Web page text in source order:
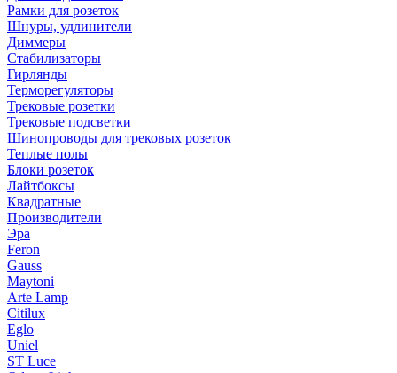
Рамки для розеток
Шнуры, удлинители
Диммеры
Стабилизаторы
Гирлянды
Терморегуляторы
Трековые розетки
Трековые подсветки
Шинопроводы для трековых розеток
Теплые полы
Блоки розеток
Лайтбоксы
Квадратные
Производители
Эра
Feron
Gauss
Maytoni
Arte Lamp
Citilux
Eglo
Uniel
ST Luce